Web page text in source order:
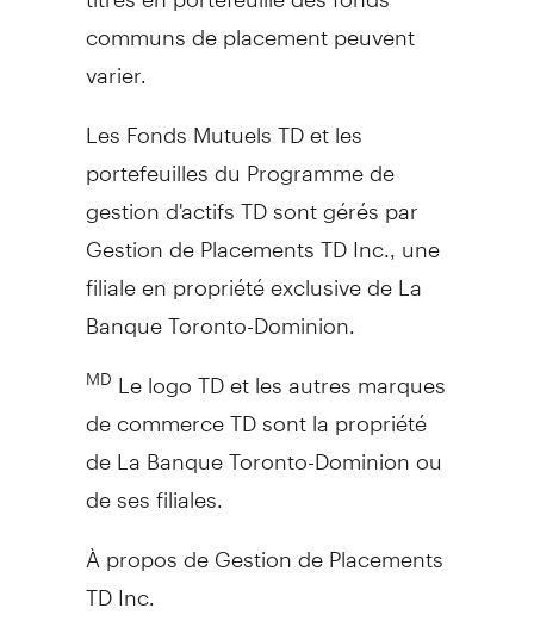
communs de placement peuvent
varier.
Les Fonds Mutuels TD et les
portefeuilles du Programme de
gestion d'actifs TD sont gérés par
Gestion de Placements TD Inc., une
filiale en propriété exclusive de La
Banque Toronto-Dominion.
MD Le logo TD et les autres marques
de commerce TD sont la propriété
de La Banque Toronto-Dominion ou
de ses filiales.
À propos de Gestion de Placements
TD Inc.